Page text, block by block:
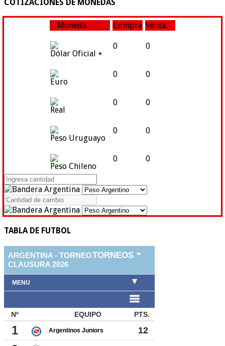
COTIZACIONES DE MONEDAS
Moneda Compra Venta
Dólar Oficial +
0 0
Euro
0 0
Real
0 0
Peso Uruguayo
0 0
Peso Chileno
0 0
TABLA DE FUTBOL